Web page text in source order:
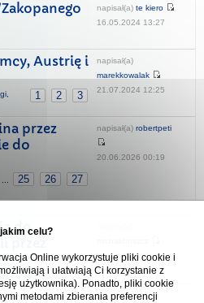
napisał(a) te kiero
16.05.2024 13:27
Austrię i
1 2 3
napisał(a)
marekkowalak
21.07.2024 12:25
przez
do
... 25 26 27
napisał(a) robertpeti
20.06.2026 00:19
do
przepisy, uwagi
14.07.2026 07:41
celu?
Online wykorzystuje pliki cookie i
i ułatwiają Ci korzystanie z
użytkownika). Ponadto, pliki cookie
metodami zbierania preferencji